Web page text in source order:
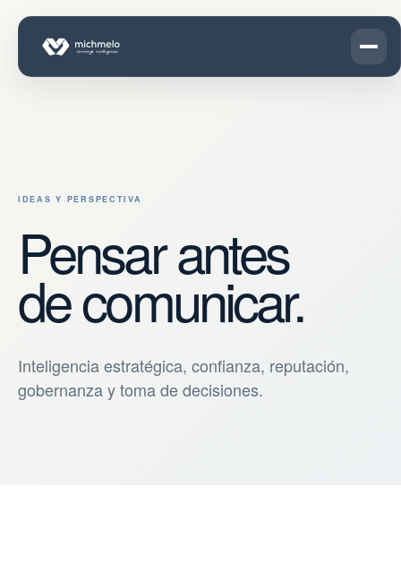
IDEAS Y PERSPECTIVA
Pensar antes
de comunicar.
Inteligencia estratégica, confianza, reputación,
gobernanza y toma de decisiones.